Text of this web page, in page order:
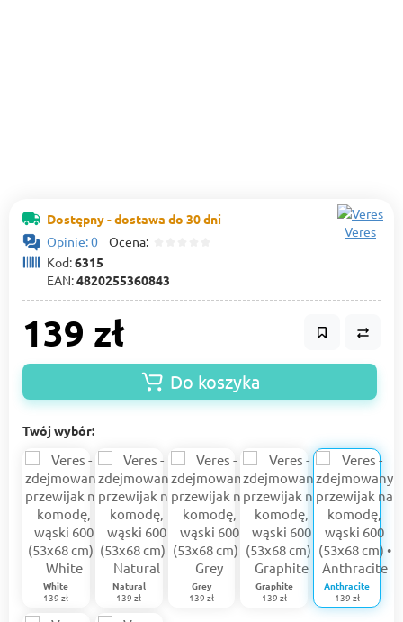
Dostępny - dostawa do 30 dni
Opinie: 0 Ocena:
Kod:6315
EAN:4820255360843
Veres
139 zł
Do koszyka
Twój wybór:
White
139 zł
Natural
139 zł
Grey
139 zł
Graphite
139 zł
Anthracite
139 zł